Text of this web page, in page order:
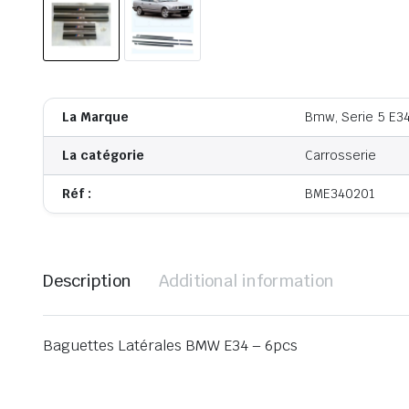
La Marque Bmw, Serie 5
La catégorie Carrosserie
Réf : BME340201
Description Additional information
Baguettes Latérales BMW E34 – 6pcs